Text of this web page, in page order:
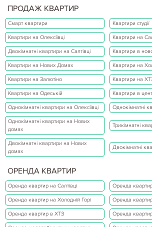
ПРОДАЖ КВАРТИР
Смарт квартири Квартири студії
Квартири на Олексіївці Квартири на
Двокімнатні квартири на Салтівці Квартири в
Квартири на Нових Домах Квартири на
Квартири на Залютіно Квартири на
Квартири на Одеській Квартири в
Однокімнатні квартири на Олексіївці Однокімнатні
Однокімнатні квартири на Нових
домах
Трикімнатні
Двокімнатні квартири на Нових
домах
Двокімнатні
ОРЕНДА КВАРТИР
Оренда квартир на Салтівці Оренда квартир
Оренда квартир на Холодній Горі Оренда
Оренда квартир в ХТЗ Оренда